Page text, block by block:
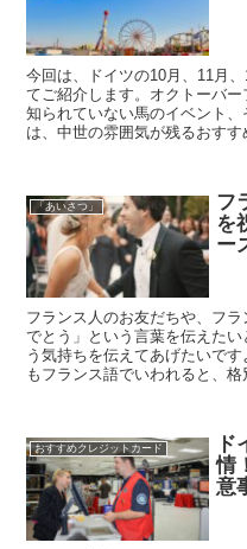
今回は、ドイツの10月、11月
てご紹介します。オクトーバ
知られていない馬のイベント
は、中世の雰囲気が残るおすす
「あいさつ」
フ
を
ー
フランス人のお友だちや、フ
でとう」という言葉を伝えた
う気持ちを伝えてあげたいで
もフランス語でいわれると、
おすすめクレジットカード
情
意